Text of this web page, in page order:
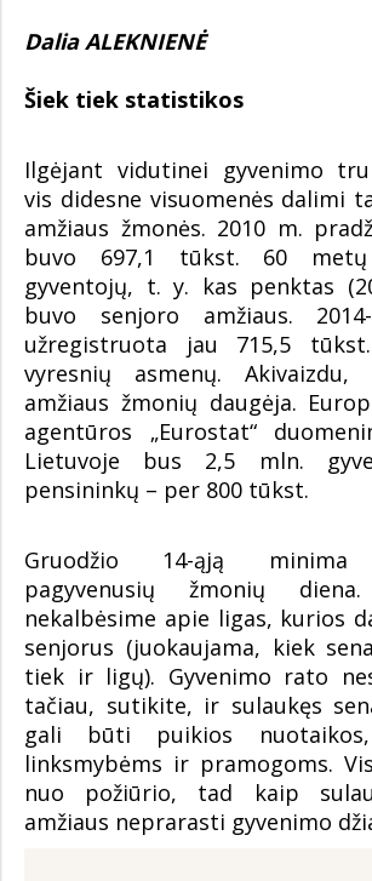
Dalia ALEKNIENĖ
Šiek tiek statistikos
Ilgėjant vidutinei gyvenimo
vis didesne visuomenės dalimi
amžiaus žmonės. 2010 m.
buvo 697,1 tūkst. 60
gyventojų, t. y. kas penktas
buvo senjoro amžiaus.
užregistruota jau 715,5
vyresnių asmenų. Akivaizdu,
amžiaus žmonių daugėja.
agentūros „Eurostat“
Lietuvoje bus 2,5 mln.
pensininkų – per 800 tūkst.
Gruodžio 14-ąją minima
pagyvenusių žmonių
nekalbėsime apie ligas, kurios
senjorus (juokaujama, kiek
tiek ir ligų). Gyvenimo rato
tačiau, sutikite, ir sulaukęs
gali būti puikios
linksmybėms ir pramogoms.
nuo požiūrio, tad kaip
amžiaus neprarasti gyvenimo